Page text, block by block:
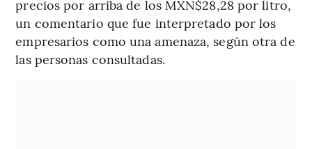
precios por arriba de los MXN$28,28 por litro,
un comentario que fue interpretado por los
empresarios como una amenaza, según otra de
las personas consultadas.